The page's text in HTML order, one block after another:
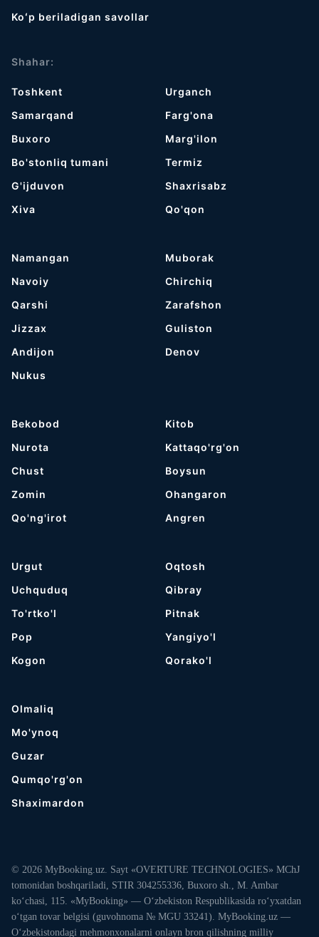
Koʻp beriladigan savollar
Shahar:
Toshkent
Samarqand
Buxoro
Bo'stonliq tumani
G'ijduvon
Хiva
Urganch
Farg'ona
Marg'ilon
Termiz
Shaxrisabz
Qo'qon
Namangan
Navoiy
Qarshi
Jizzax
Andijon
Nukus
Muborak
Chirchiq
Zarafshon
Guliston
Denov
Bekobod
Nurota
Chust
Zomin
Qo'ng'irot
Kitob
Kattaqo'rg'on
Boysun
Ohangaron
Angren
Urgut
Uchquduq
To'rtko'l
Pop
Kogon
Oqtosh
Qibray
Pitnak
Yangiyo'l
Qorako'l
Olmaliq
Mo'ynoq
Guzar
Qumqo'rg'on
Shaximardon
© 2026 MyBooking.uz. Sayt «OVERTURE TECHNOLOGIES» MChJ
tomonidan boshqariladi, STIR 304255336, Buxoro sh., M. Ambar
ko‘chasi, 115. «MyBooking» — O‘zbekiston Respublikasida ro‘yxatdan
o‘tgan tovar belgisi (guvohnoma № MGU 33241). MyBooking.uz —
O‘zbekistondagi mehmonxonalarni onlayn bron qilishning milliy